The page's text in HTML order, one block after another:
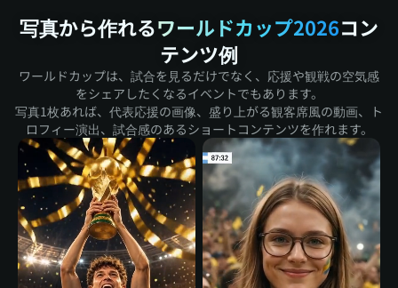
写真から作れるワールドカップ2026コン
テンツ例
ワールドカップは、試合を見るだけでなく、応援や観戦の空気感
をシェアしたくなるイベントでもあります。
写真1枚あれば、代表応援の画像、盛り上がる観客席風の動画、ト
ロフィー演出、試合感のあるショートコンテンツを作れます。